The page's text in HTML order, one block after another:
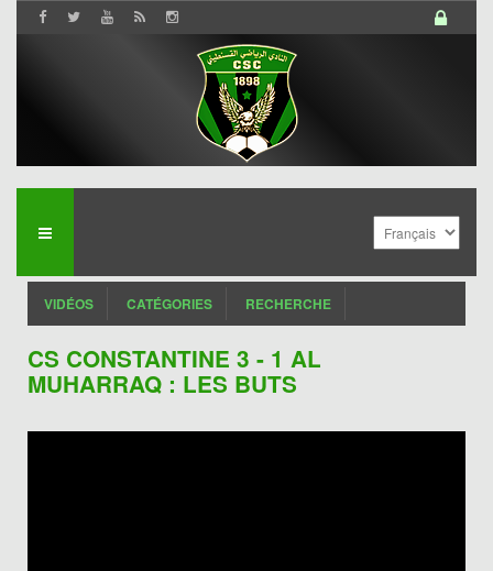
VIDÉOS CATÉGORIES RECHERCHE
CS CONSTANTINE 3 - 1 AL
MUHARRAQ : LES BUTS